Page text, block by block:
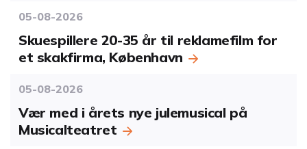
05-08-2026
Skuespillere 20-35 år til reklamefilm for
et skakfirma, København
05-08-2026
Vær med i årets nye julemusical på
Musicalteatret